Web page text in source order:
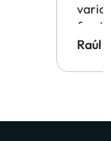
Hotel
Raúl